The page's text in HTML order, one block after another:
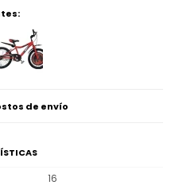
de envío
16